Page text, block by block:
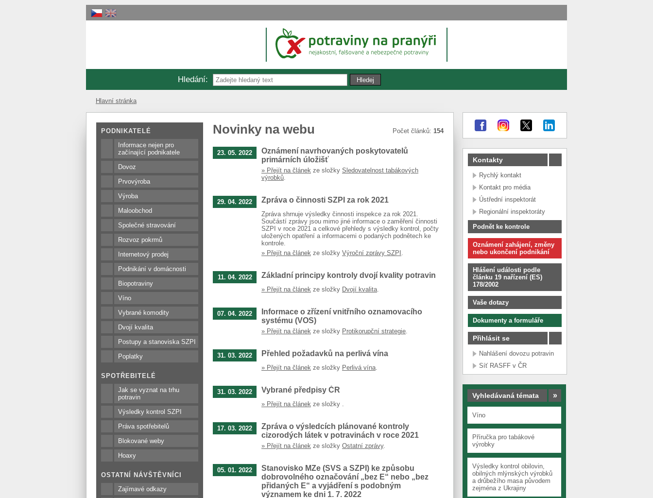
Hledání:
Hlavní stránka
PODNIKATELÉ
Informace nejen pro
začínající podnikatele
Dovoz
Prvovýroba
Výroba
Maloobchod
Společné stravování
Rozvoz pokrmů
Internetový prodej
Podnikání v domácnosti
Biopotraviny
Víno
Vybrané komodity
Dvojí kvalita
Postupy a stanoviska SZPI
Poplatky
SPOTŘEBITELÉ
Jak se vyznat na trhu
potravin
Výsledky kontrol SZPI
Práva spotřebitelů
Blokované weby
Hoaxy
OSTATNÍ NÁVŠTĚVNÍCI
Zajímavé odkazy
Novinky na webu Počet článků: 154
23. 05. 2022
Oznámení navrhovaných poskytovatelů
primárních úložišť
» Přejít na článek ze složky Sledovatelnost tabákových
výrobků
29. 04. 2022 Zpráva o činnosti SZPI za rok 2021
Zpráva shrnuje výsledky činnosti inspekce za rok 2021.
Součástí zprávy jsou mimo jiné informace o zaměření činnosti
SZPI v roce 2021 a celkové přehledy s výsledky kontrol, počty
uložených opatření a informacemi o podaných podnětech ke
kontrole.
» Přejít na článek ze složky Výroční zprávy SZPI
11. 04. 2022 Základní principy kontroly dvojí kvality potravin
» Přejít na článek ze složky Dvojí kvalita
07. 04. 2022
Informace o zřízení vnitřního oznamovacího
systému (VOS)
» Přejít na článek ze složky Protikorupční strategie
31. 03. 2022 Přehled požadavků na perlivá vína
» Přejít na článek ze složky Perlivá vína
31. 03. 2022 Vybrané předpisy ČR
» Přejít na článek ze složky
17. 03. 2022
Zpráva o výsledcích plánované kontroly
cizorodých látek v potravinách v roce 2021
» Přejít na článek ze složky Ostatní zprávy.
05. 01. 2022
Stanovisko MZe (SVS a SZPI) ke způsobu
dobrovolného označování „bez E“ nebo „bez
přidaných E“ a vyjádření s podobným
významem ke dni 1. 7. 2022
Kontakty
Rychlý kontakt
Kontakt pro média
Ústřední inspektorát
Regionální inspektoráty
Podnět ke kontrole
Oznámení zahájení, změny
nebo ukončení podnikání
Hlášení události podle
článku 19 nařízení (ES)
178/2002
Vaše dotazy
Dokumenty a formuláře
Přihlásit se
Nahlášení dovozu potravin
Síť RASFF v ČR
Vyhledávaná témata »
Víno
Příručka pro tabákové
výrobky
Výsledky kontrol obilovin,
obilných mlýnských výrobků
a drůbežího masa původem
zejména z Ukrajiny